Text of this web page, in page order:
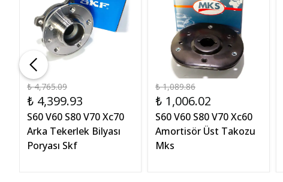
₺ 4,765.09
₺ 4,399.93
S60 V60 S80 V70 Xc70
Arka Tekerlek Bilyası
Poryası Skf
₺ 1,089.86
₺ 1,006.02
S60 V60 S80 V70 Xc60
Amortisör Üst Takozu
Mks